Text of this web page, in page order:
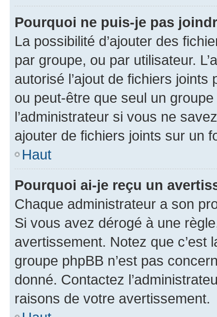
Pourquoi ne puis-je pas
La possibilité d’ajouter des
par groupe, ou par utilisateur.
autorisé l’ajout de fichiers
ou peut-être que seul un
l’administrateur si vous ne
ajouter de fichiers joints sur un
Haut
Pourquoi ai-je reçu un
Chaque administrateur a son
Si vous avez dérogé à une
avertissement. Notez que c’est
groupe phpBB n’est pas
donné. Contactez
raisons de votre avertissement.